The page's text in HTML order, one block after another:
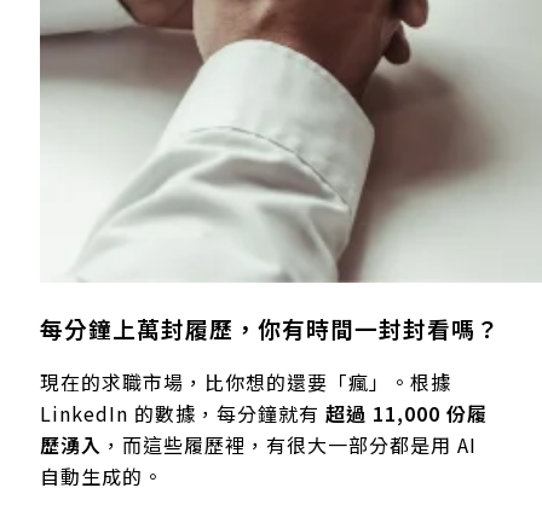
每分鐘上萬封履歷，你有時間一封封看嗎？
現在的求職市場，比你想的還要「瘋」。根據
LinkedIn 的數據，每分鐘就有 超過 11,000 份履
歷湧入 ，而這些履歷裡，有很大一部分都是用 AI
自動生成的。